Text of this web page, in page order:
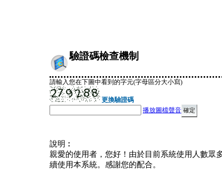
驗證碼檢查機制
請輸入您在下圖中看到的字元(字母區分大小寫)
更換驗證碼
播放圖檔聲音
說明︰
親愛的使用者，您好！由於目前系統使用人數眾
續使用本系統。感謝您的配合。